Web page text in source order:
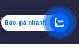
Báo giá nhanh